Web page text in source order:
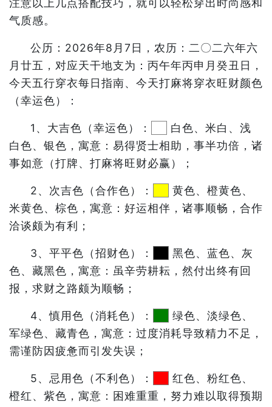
注意以上几点搭配技巧，就可以轻松穿出时尚感和
气质感。
公历：2026年8月7日，农历：二〇二六年六
月廿五，对应天干地支为：丙午年丙申月癸丑日，
今天五行穿衣每日指南、今天打麻将穿衣旺财颜色
（幸运色）：
1、大吉色（幸运色）：
白色、米白、浅
白色、银色，寓意：易得贤士相助，事半功倍，诸
事如意（打牌、打麻将旺财必赢）；
2、次吉色（合作色）：
黄色、橙黄色、
米黄色、棕色，寓意：好运相伴，诸事顺畅，合作
洽谈颇为有利；
3、平平色（招财色）：
黑色、蓝色、灰
色、藏黑色，寓意：虽辛劳耕耘，然付出终有回
报，求财之路颇为顺畅；
4、慎用色（消耗色）：
绿色、淡绿色、
军绿色、藏青色，寓意：过度消耗导致精力不足，
需谨防因疲惫而引发失误；
5、忌用色（不利色）：
红色、粉红色、
橙红、紫色，寓意：困难重重，努力难以取得预期